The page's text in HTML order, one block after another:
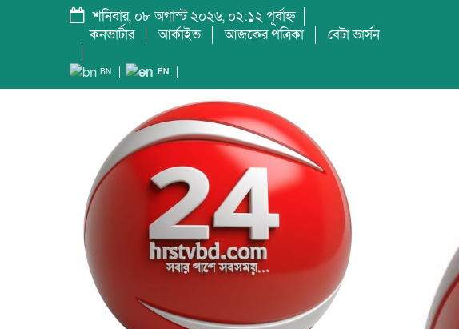
শনিবার, ০৮ অগাস্ট ২০২৬, ০২:১২ পূর্বাহ্ন
কনভার্টার
আর্কাইভ আজকের পত্রিকা বেটা ভার্সন
BN EN